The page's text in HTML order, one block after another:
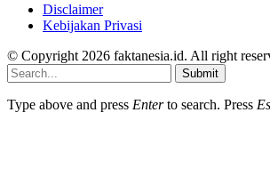
Disclaimer
Kebijakan Privasi
© Copyright 2026 faktanesia.id. All right
Submit
Type above and press Enterto search. Press